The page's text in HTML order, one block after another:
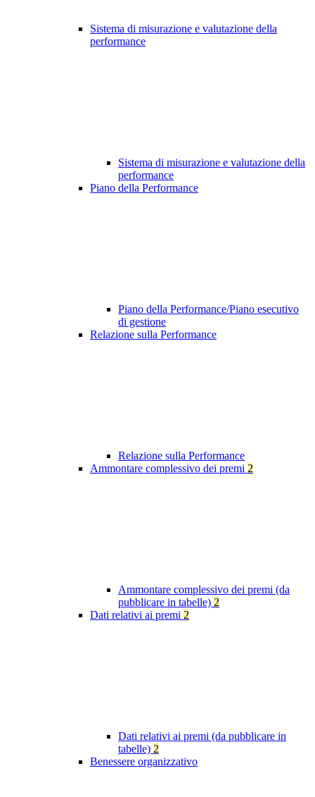
Sistema di misurazione e valutazione della
performance
Sistema di misurazione e valutazione della
performance
Piano della Performance
Piano della Performance/Piano esecutivo
di gestione
Relazione sulla Performance
Relazione sulla Performance
Ammontare complessivo dei premi 2
Ammontare complessivo dei premi (da
pubblicare in tabelle) 2
Dati relativi ai premi 2
Dati relativi ai premi (da pubblicare in
tabelle) 2
Benessere organizzativo